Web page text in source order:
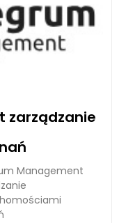
zarządzanie
Management